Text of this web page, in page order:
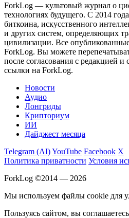
ForkLog — культовый журнал о
технологиях будущего. С 2014
биткоина, искусственного
и других систем, определяющих
цивилизации. Все
ForkLog. Вы можете
после согласования с редакцией и
ссылки на ForkLog.
Новости
Аудио
Лонгриды
Крипториум
ИИ
Дайджест месяца
Telegram (AI)YouTube Facebook X
Политика приватности Условия
ForkLog ©2014 — 2026
Мы используем файлы cookie для
Пользуясь сайтом, вы